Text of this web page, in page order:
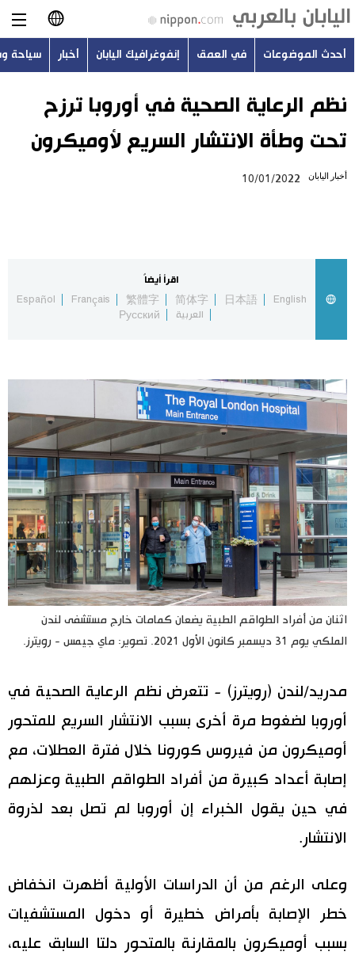
日本語
English
简体字
Русский
أحدث الموضوعات
اليابان في فيديو
مانغا وأنيمي
علوم وتكنولوجيا
الأقسام
صور
أشخاص
تجارب وآراء
سياسة
مجتمع
ثقافة
طوكيو
الأكثر تفاعلا
اللغة اليابانية
موسوعة اليابان
هو وهي
المطبخ الياباني
تواصل معنا
أحدث الموضوعات في العمق إنفوغرافيك اليابان أخبار سياحة
نظم الرعاية الصحية في أوروبا ترزح
تحت وطأة الانتشار السريع لأوميكرون
أخبار اليابان 10/01/2022
اقرأ أيضاً
English
日本語
简体字
繁體字
Français
Español
العربية
Русский
اثنان من أفراد الطواقم الطبية يضعان كمامات خارج مستشفى لندن
الملكي يوم 31 ديسمبر كانون الأول 2021. تصوير: ماي جيمس - رويترز.
مدريد/لندن (رويترز) - تتعرض نظم الرعاية الصحية في
أوروبا لضغوط مرة أخرى بسبب الانتشار السريع للمتحور
أوميكرون من فيروس كورونا خلال فترة العطلات، مع
إصابة أعداد كبيرة من أفراد الطواقم الطبية وعزلهم
في حين يقول الخبراء إن أوروبا لم تصل بعد لذروة
الانتشار.
وعلى الرغم من أن الدراسات الأولية أظهرت انخفاض
خطر الإصابة بأمراض خطيرة أو دخول المستشفيات
بسبب أوميكرون بالمقارنة بالمتحور دلتا السابق عليه،